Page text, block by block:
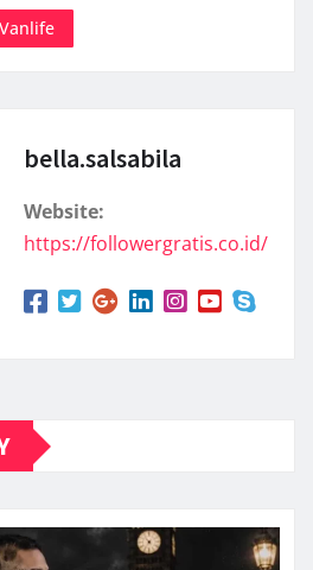
Vanlife
bella.salsabila
Website:
https://followergratis.co.id/